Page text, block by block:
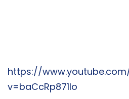
https://
v=baCcRp871Io